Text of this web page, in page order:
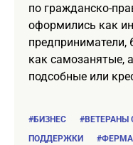
по гражданско-
оформились как
предприниматели,
как самозанятые,
подсобные или
#БИЗНЕС #ВЕТЕРАНЫ
ПОДДЕРЖКИ
#ФЕРМА